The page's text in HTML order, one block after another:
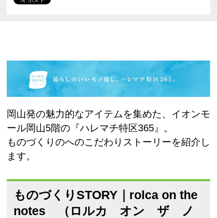
岡山発の魅力的なアイテムを集めた、イオンモ
ール岡山5階の『ハレマチ特区365』。
ものづくりのへのこだわりストーリーを紹介し
ます。
ものづくりSTORY｜rolca on the
notes （ロルカ オン ザ ノ